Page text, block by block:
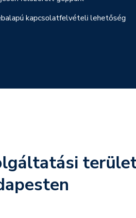
kapcsolatfelvételi lehetőség